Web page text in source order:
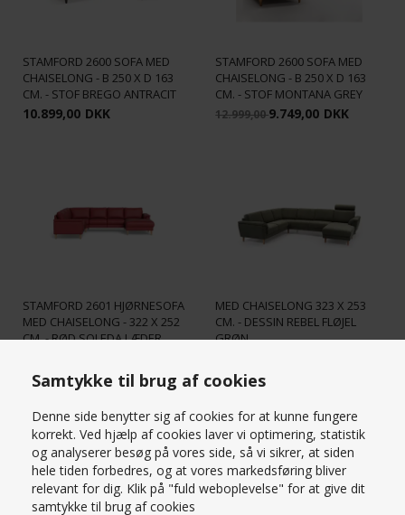
Samtykke til brug af cookies
Denne side benytter sig af cookies for at kunne fungere
korrekt. Ved hjælp af cookies laver vi optimering, statistik
og analyserer besøg på vores side, så vi sikrer, at siden
hele tiden forbedres, og at vores markedsføring bliver
relevant for dig. Klik på "fuld weboplevelse" for at give dit
samtykke til brug af cookies
STAMFORD 2600 SOFA MED
CHAISELONG - B 250 X D 163
CM. - STOF BREGO ANTRACIT
10.899,00 DKK
STAMFORD 2600 SOFA MED
CHAISELONG - B 250 X D 163
CM. - STOF MONTANA GREY
12.999,009.749,00 DKK
STAMFORD 2601 HJØRNESOFA
MED CHAISELONG - 322 X 252
CM. - RØD SOLEDA LÆDER
MED CHAISELONG 323 X 253
CM. - DESSIN REBEL FLØJEL
GRØN
STÆRK
PRIS